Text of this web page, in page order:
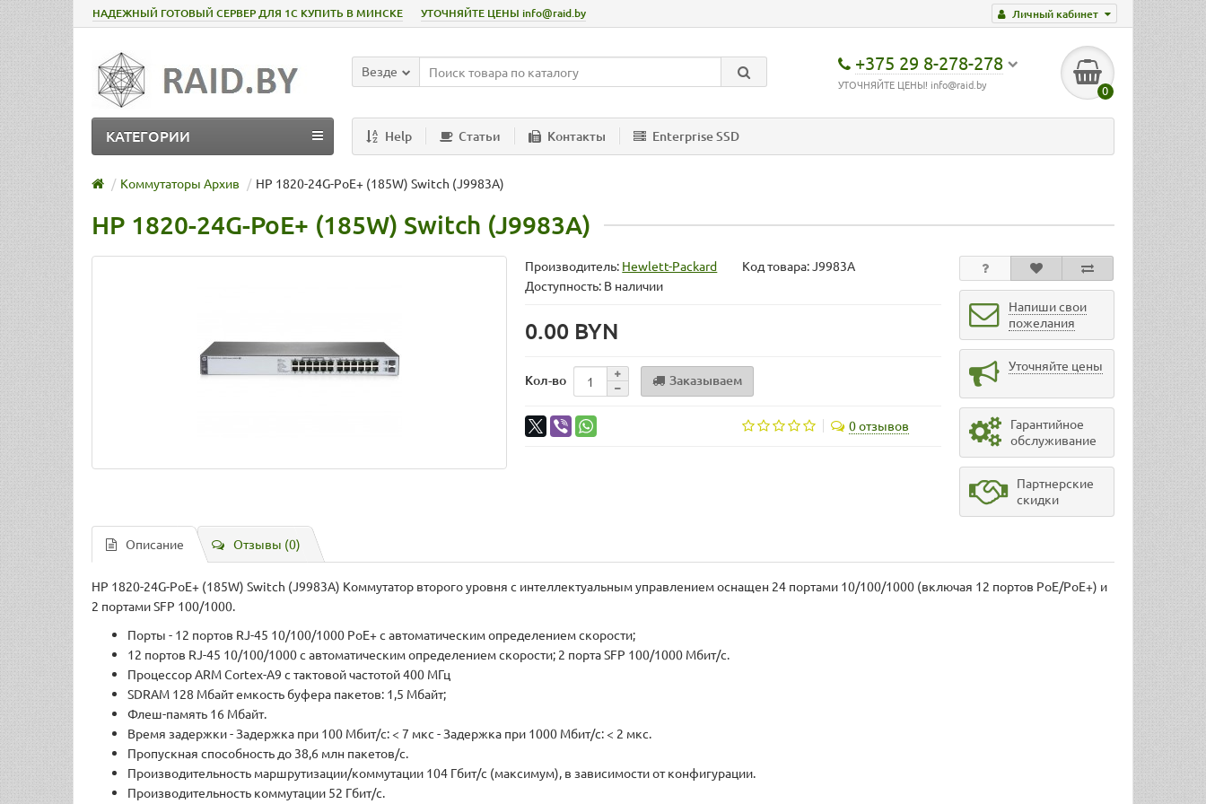
Личный кабинет
НАДЕЖНЫЙ ГОТОВЫЙ СЕРВЕР ДЛЯ 1С КУПИТЬ В МИНСКЕ УТОЧНЯЙТЕ ЦЕНЫ info@raid.by
+375 29 8-278-278
УТОЧНЯЙТЕ ЦЕНЫ! info@raid.by 0
Везде
Help Статьи Контакты Enterprise SSD
КАТЕГОРИИ
Коммутаторы Архив HP 1820-24G-PoE+ (185W) Switch (J9983A)
HP 1820-24G-PoE+ (185W) Switch (J9983A)
Производитель: Hewlett-Packard Код товара:J9983A
Доступность: В наличии
0.00 BYN
Кол-во Заказываем
0 отзывов
Напиши свои
пожелания
Уточняйте цены
Гарантийное
обслуживание
Партнерские
скидки
Описание Отзывы (0)
HP 1820-24G-PoE+ (185W) Switch (J9983A) Коммутатор второго уровня с интеллектуальным управлением оснащен 24 портами 10/100/1000 (включая 12 портов PoE/PoE+) и
2 портами SFP 100/1000.
Порты - 12 портов RJ-45 10/100/1000 PoE+ с автоматическим определением скорости;
12 портов RJ-45 10/100/1000 с автоматическим определением скорости; 2 порта SFP 100/1000 Мбит/с.
Процессор ARM Cortex-A9 с тактовой частотой 400 МГц
SDRAM 128 Мбайт емкость буфера пакетов: 1,5 Мбайт;
Флеш-память 16 Мбайт.
Время задержки - Задержка при 100 Мбит/с: < 7 мкс - Задержка при 1000 Мбит/с: < 2 мкс.
Пропускная способность до 38,6 млн пакетов/с.
Производительность маршрутизации/коммутации 104 Гбит/с (максимум), в зависимости от конфигурации.
Производительность коммутации 52 Гбит/с.